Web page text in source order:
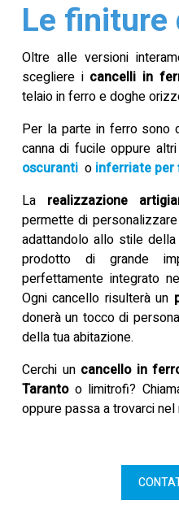
Le finiture
Oltre alle versioni
scegliere i cancelli in
telaio in ferro e doghe
Per la parte in ferro sono
canna di fucile oppure
oscurantio inferriate per
La realizzazione
permette di
adattandolo allo stile
prodotto di grande
perfettamente integrato
Ogni cancello risulterà un
donerà un tocco di
della tua abitazione.
Cerchi un cancello in
Tarantoo limitrofi?
oppure passa a trovarci